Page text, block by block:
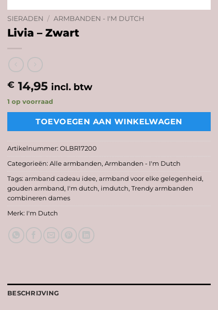
SIERADEN / ARMBANDEN - I'M DUTCH
Livia – Zwart
€ 14,95 incl. btw
1 op voorraad
TOEVOEGEN AAN WINKELWAGEN
Artikelnummer: OLBR17200
Categorieën: Alle armbanden, Armbanden - I'm Dutch
Tags: armband cadeau idee, armband voor elke gelegenheid,
gouden armband, I'm dutch, imdutch, Trendy armbanden
combineren dames
Merk: I'm Dutch
BESCHRIJVING